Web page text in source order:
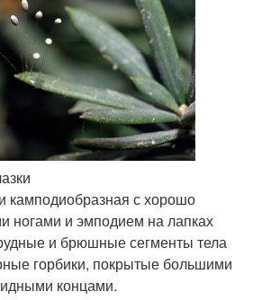
камподиобразная с хорошо
ногами и эмподием на лапках
и брюшные сегменты тела
горбики, покрытые большими
концами.